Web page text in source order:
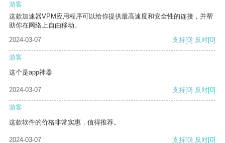
游客
这款加速器VPM应用程序可以给你提供最高速度和安全性的连接，并帮
助你在网络上自由移动。
2024-03-07
支持[0] 反对[0]
游客
这个是app神器
2024-03-07 支持[0] 反对[0]
游客
这款软件的价格非常实惠，值得推荐。
2024-03-07 支持[0] 反对[0]